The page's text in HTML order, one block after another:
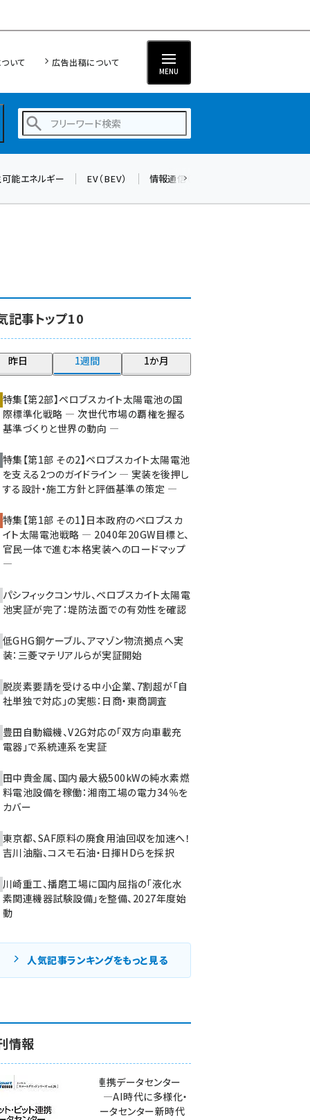
いて 広告出稿について
MENU
ngn (272)
大串 (216)
aitras (180)
タンデム (145)
能エネルギー EV（BEV） 情報通信（ICT）
記事トップ10
昨日 1週間 1か月
特集【第2部】ペロブスカイト太陽電池の国
際標準化戦略 ― 次世代市場の覇権を握る
基準づくりと世界の動向 ―
特集【第1部 その2】ペロブスカイト太陽電池
を支える2つのガイドライン ― 実装を後押し
する設計・施工方針と評価基準の策定 ―
特集【第1部 その1】日本政府のペロブスカ
イト太陽電池戦略 ― 2040年20GW目標と、
官民一体で進む本格実装へのロードマップ
―
パシフィックコンサル、ペロブスカイト太陽電
池実証が完了：堤防法面での有効性を確認
低GHG銅ケーブル、アマゾン物流拠点へ実
装：三菱マテリアルらが実証開始
脱炭素要請を受ける中小企業、7割超が「自
社単独で対応」の実態：日商・東商調査
豊田自動織機、V2G対応の「双方向車載充
電器」で系統連系を実証
田中貴金属、国内最大級500kWの純水素燃
料電池設備を稼働：湘南工場の電力34％を
カバー
東京都、SAF原料の廃食用油回収を加速へ！
吉川油脂、コスモ石油・日揮HDらを採択
川崎重工、播磨工場に国内屈指の「液化水
素関連機器試験設備」を整備、2027年度始
動
人気記事ランキングをもっと見る
情報
ワット・ビット連携データセンター
2025-2026 ―AI時代に多様化・
分散化するデータセンター新時代